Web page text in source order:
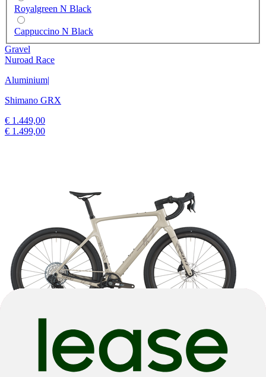
Royalgreen N Black
Cappuccino N Black
Gravel
Nuroad Race
Aluminium|
Shimano GRX
€ 1.449,00
€ 1.499,00